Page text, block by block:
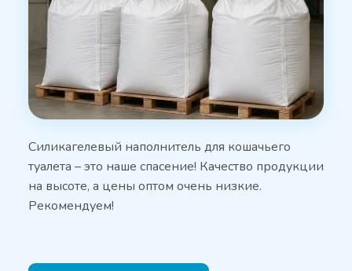
Силикагелевый наполнитель для кошачьего
туалета – это наше спасение! Качество продукции
на высоте, а цены оптом очень низкие.
Рекомендуем!